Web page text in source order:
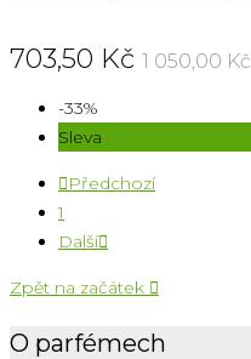
703,50 Kč 1 050,00 Kč
-33%
Sleva
Předchozí
1
Další
Zpět na začátek 
O parfémech